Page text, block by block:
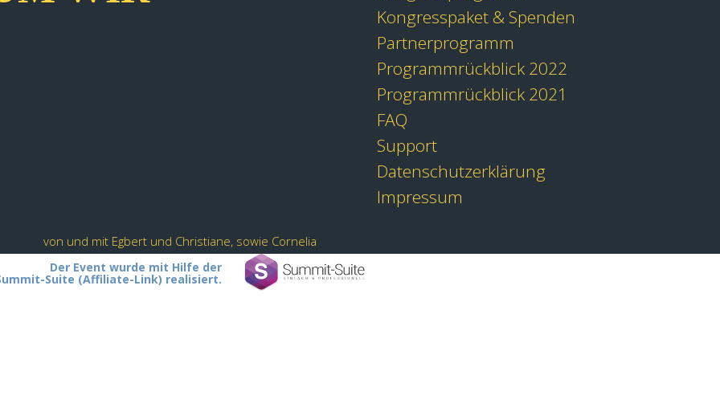
Kongresspaket & Spenden
Partnerprogramm
Programmrückblick 2022
Programmrückblick 2021
FAQ
Support
Datenschutzerklärung
Impressum
von und mit Egbert und Christiane, sowie Cornelia
Der Event wurde mit Hilfe der
Suite (Affiliate-Link) realisiert.